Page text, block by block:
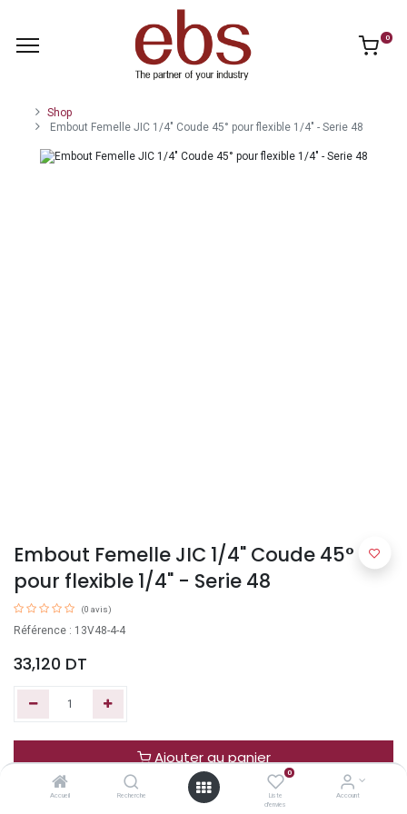
Accueil Recherche
0
Liste
d'envies
Account
0
Shop
Embout Femelle JIC 1/4" Coude 45° pour flexible 1/4" - Serie 48
Embout Femelle JIC 1/4" Coude 45°
pour flexible 1/4" - Serie 48
(0 avis)
Référence : 13V48-4-4
33,120 DT
Ajouter au panier
Acheter maintenant